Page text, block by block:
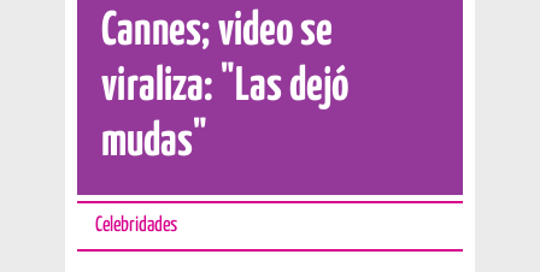
Cannes; video se
viraliza: "Las dejó
mudas"
Celebridades